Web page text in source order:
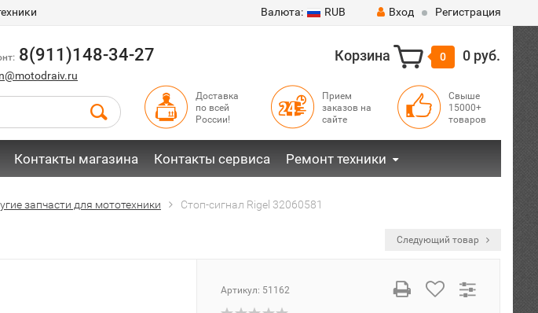
Валюта: RUB Вход Регистрация
8(911)148-34-27 Корзина 0 0 руб.
Доставка
по всей
России!
Прием
заказов на
сайте
Свыше
15000+
товаров
Контакты магазина Контакты сервиса Ремонт техники
запчасти для мототехники Стоп-сигнал Rigel 32060581
Следующий товар
Артикул: 51162